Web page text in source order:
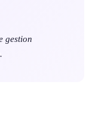
gestion